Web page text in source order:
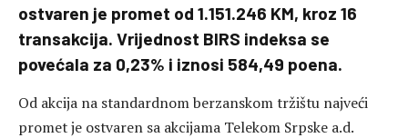
ostvaren je promet od 1.151.246 KM, kroz 16
transakcija. Vrijednost BIRS indeksa se
povećala za 0,23% i iznosi 584,49 poena.
Od akcija na standardnom berzanskom tržištu najveći
promet je ostvaren sa akcijama Telekom Srpske a.d.